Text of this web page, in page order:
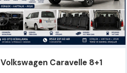
Volkswagen Caravelle 8+1